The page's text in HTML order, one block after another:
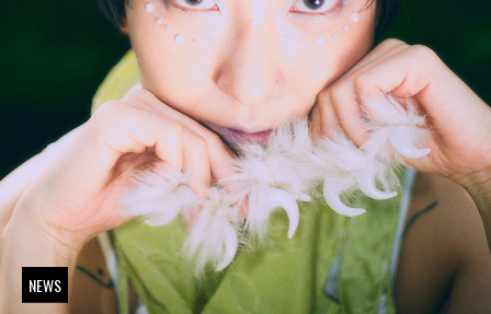
NEWS